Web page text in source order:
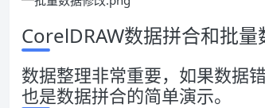
CorelDRAW数据拼合和批
数据整理非常重要，如果数据
也是数据拼合的简单演示。